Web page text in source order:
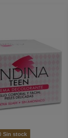
Sin stock